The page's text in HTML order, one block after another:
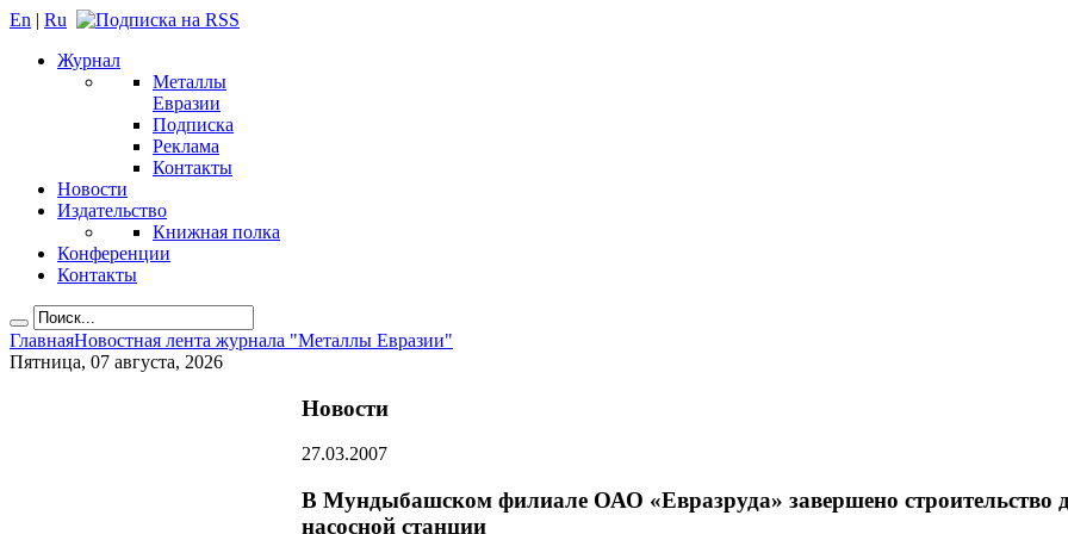
En | Ru
Журнал
Металлы
Евразии
Подписка
Реклама
Контакты
Новости
Издательство
Книжная полка
Конференции
Контакты
ГлавнаяНовостная лента журнала "Металлы Евразии"
Пятница, 07 августа, 2026
Новости
27.03.2007
В Мундыбашском филиале ОАО «Евразруда» завершено строительство
насосной станции